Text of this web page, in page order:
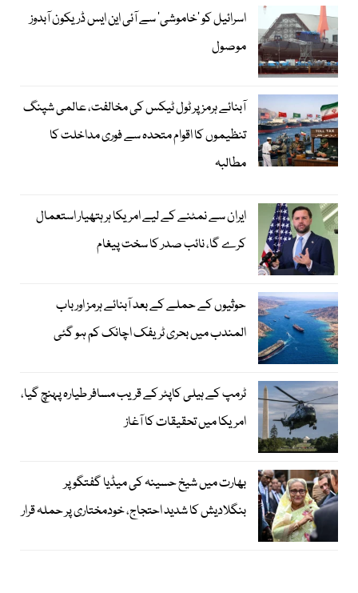
اسرائیل کو ’خاموشی‘ سے آئی این ایس ڈریکون آبدوز
موصول
آبنائے ہرمز پر ٹول ٹیکس کی مخالفت، عالمی شپنگ
تنظیموں کا اقوام متحدہ سے فوری مداخلت کا
مطالبہ
ایران سے نمٹنے کے لیے امریکا ہر ہتھیار استعمال
کرے گا، نائب صدر کا سخت پیغام
حوثیوں کے حملے کے بعد آبنائے ہرمز اور باب
المندب میں بحری ٹریفک اچانک کم ہو گئی
ٹرمپ کے ہیلی کاپٹر کے قریب مسافر طیارہ پہنچ گیا،
امریکا میں تحقیقات کا آغاز
بھارت میں شیخ حسینہ کی میڈیا گفتگو پر
بنگلادیش کا شدید احتجاج، خودمختاری پر حملہ قرار